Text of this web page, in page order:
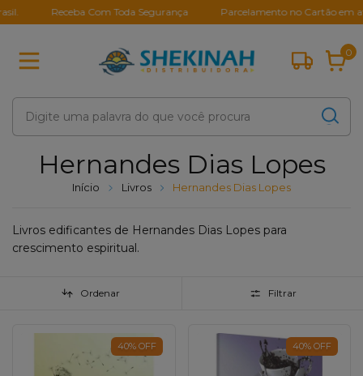
Receba Com Toda Segurança Parcelamento no Cartão em até 10X
0
Hernandes Dias Lopes
Início Livros Hernandes Dias Lopes
Livros edificantes de Hernandes Dias Lopes para
crescimento espiritual.
Ordenar Filtrar
40% OFF 40% OFF